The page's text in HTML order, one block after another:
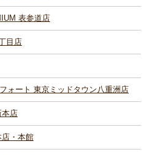
表参道店
目店
ォート 東京ミッドタウン八重洲店
本店
・本館